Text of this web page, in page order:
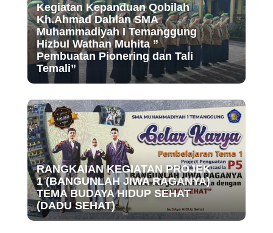
Kegiatan Kepanduan Qobilah
Kh.Ahmad Dahlan SMA
Muhammadiyah I Temanggung
Hizbul Wathan Muhita ”
Pembuatan Pionering dan Tali
Temali”
RANGKAIAN KEGIATAN PROJEK
1 (BANGUNLAH JIWA RAGANYA)
TEMA BUDAYA HIDUP SEHAT
(DADU SEHAT)